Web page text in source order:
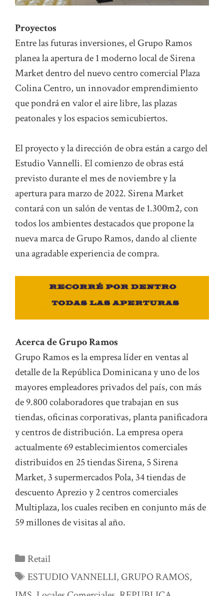
Proyectos
Entre las futuras inversiones, el Grupo Ramos
planea la apertura de 1 moderno local de Sirena
Market dentro del nuevo centro comercial Plaza
Colina Centro, un innovador emprendimiento
que pondrá en valor el aire libre, las plazas
peatonales y los espacios semicubiertos.
El proyecto y la dirección de obra están a cargo del
Estudio Vannelli. El comienzo de obras está
previsto durante el mes de noviembre y la
apertura para marzo de 2022. Sirena Market
contará con un salón de ventas de 1.300m2, con
todos los ambientes destacados que propone la
nueva marca de Grupo Ramos, dando al cliente
una agradable experiencia de compra.
Acerca de Grupo Ramos
Grupo Ramos es la empresa líder en ventas al
detalle de la República Dominicana y uno de los
mayores empleadores privados del país, con más
de 9.800 colaboradores que trabajan en sus
tiendas, oficinas corporativas, planta panificadora
y centros de distribución. La empresa opera
actualmente 69 establecimientos comerciales
distribuidos en 25 tiendas Sirena, 5 Sirena
Market, 3 supermercados Pola, 34 tiendas de
descuento Aprezio y 2 centros comerciales
Multiplaza, los cuales reciben en conjunto más de
59 millones de visitas al año.
Categorías
Retail
Etiquetas
ESTUDIO VANNELLI, GRUPO RAMOS,